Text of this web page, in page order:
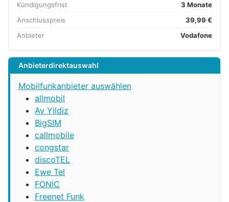
Kündigungsfrist
3 Monate
Anschlusspreis
39,99 €
Anbieter
Vodafone
Anbieterdirektauswahl
Mobilfunkanbieter auswählen
allmobil
Ay Yildiz
BigSIM
callmobile
congstar
discoTEL
Ewe Tel
FONIC
Freenet Funk